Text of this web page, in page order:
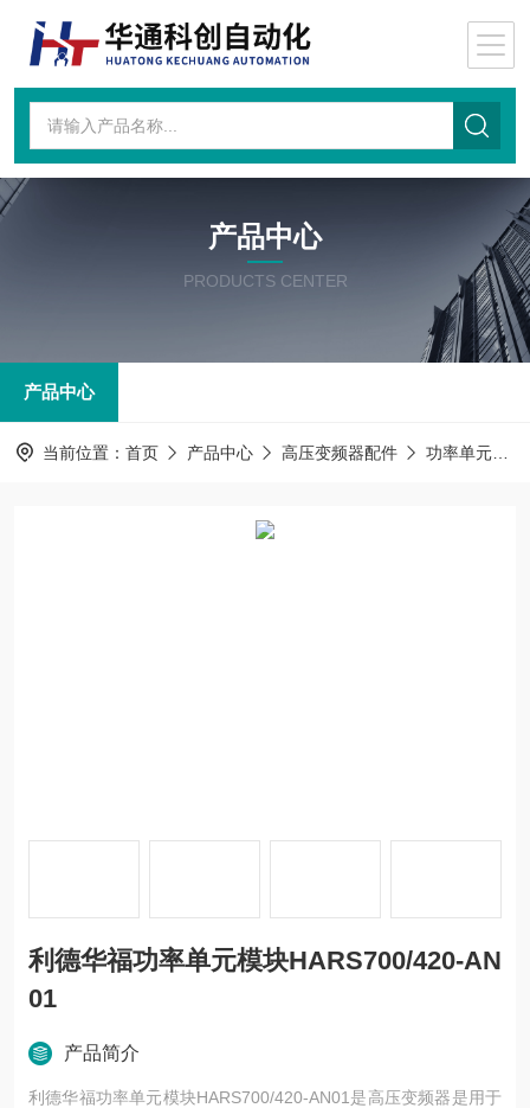
产品中心
PRODUCTS CENTER
产品中心
当前位置： 首页 产品中心 高压变频器配件 功率单元
利德华福功率单元模块HARS700/420-AN
01
产品简介
利德华福功率单元模块HARS700/420-AN01是高压变频器是用于